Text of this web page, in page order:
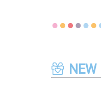
NEW